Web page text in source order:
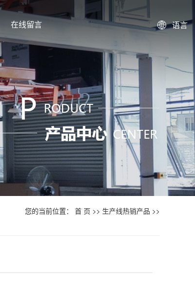
在线留言 语言
您的当前位置： 首 页 >> 生产线热销产品 >>